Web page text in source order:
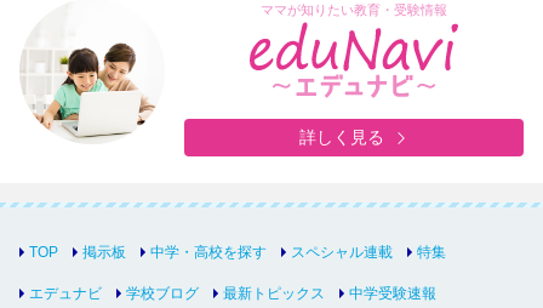
ママが知りたい教育・受験情報
詳しく見る
TOP 掲示板 中学・高校を探す スペシャル連載 特集
エデュナビ 学校ブログ 最新トピックス 中学受験速報